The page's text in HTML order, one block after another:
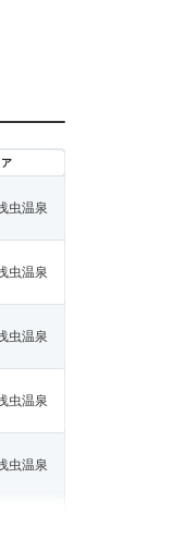
虫温泉
虫温泉
虫温泉
虫温泉
虫温泉